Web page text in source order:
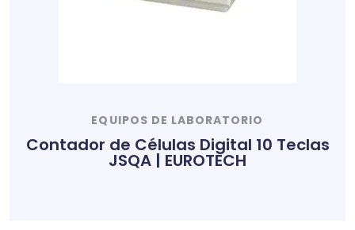
EQUIPOS DE LABORATORIO
Contador de Células Digital 10 Teclas
JSQA | EUROTECH